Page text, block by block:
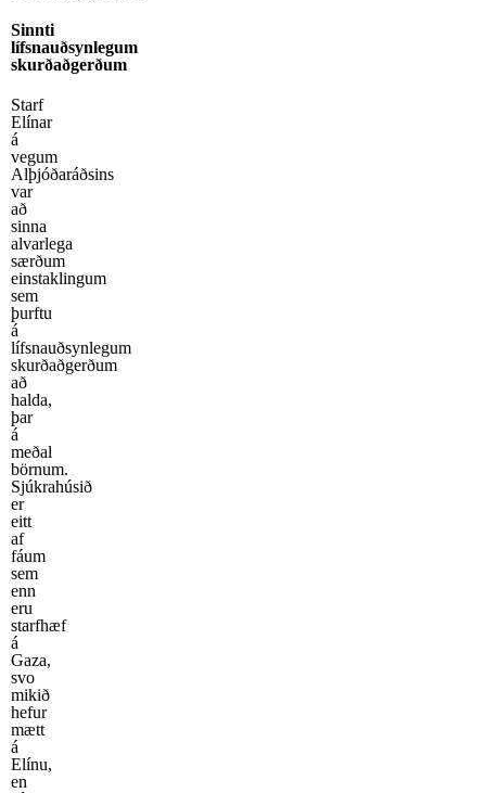
Sinnti
lífsnauðsynlegum
skurðaðgerðum
Starf
Elínar
á
vegum
Alþjóðaráðsins
var
að
sinna
alvarlega
særðum
einstaklingum
sem
þurftu
á
lífsnauðsynlegum
skurðaðgerðum
að
halda,
þar
á
meðal
börnum.
Sjúkrahúsið
er
eitt
af
fáum
sem
enn
eru
starfhæf
á
Gaza,
svo
mikið
hefur
mætt
á
Elínu,
en